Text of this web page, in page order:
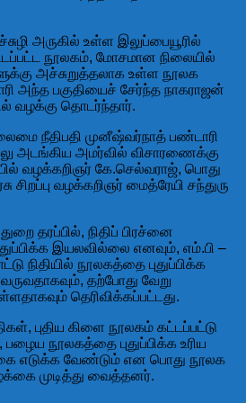
அருகில் உள்ள இலுப்பையூரில்
நூலகம், மோசமான நிலையில்
அச்சுறுத்தலாக உள்ள நூலக
அந்த பகுதியைச் சேர்ந்த நாகராஜன்
வழக்கு தொடர்ந்தார்.
நீதிபதி முனீஷ்வர்நாத் பண்டாரி
அடங்கிய அமர்வில் விசாரணைக்கு
வழக்கறிஞர் கே.செல்வராஜ், பொது
சிறப்பு வழக்கறிஞர் மைத்ரேயி சந்துரு
தரப்பில், நிதிப் பிரச்னை
இயலவில்லை எனவும், எம்.பி –
நிதியில் நூலகத்தை புதுப்பிக்க
தற்போது வேறு
தெரிவிக்கப்பட்டது.
புதிய கிளை நூலகம் கட்டப்பட்டு
நூலகத்தை புதுப்பிக்க உரிய
எடுக்க வேண்டும் என பொது நூலக
முடித்து வைத்தனர்.